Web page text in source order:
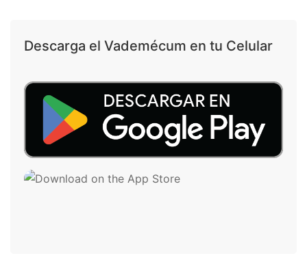
Descarga el Vademécum en tu Celular